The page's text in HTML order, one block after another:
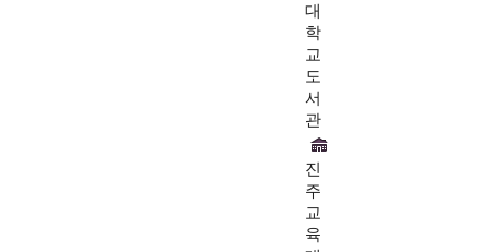
대
학
교
도
서
관
진
주
교
육